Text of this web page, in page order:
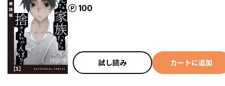
100
ポイント
試し読み カートに追加